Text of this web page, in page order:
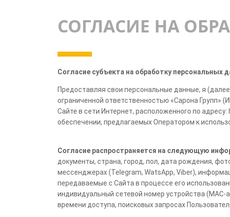
СОГЛАСИЕ НА
Согласие субъекта на обработку персональных
Предоставляя свои персональные данные, я
ограниченной ответственностью «Сарона
Сайте в сети Интернет, расположенного по
обеспечении, предлагаемых Оператором к
Согласие распространяется на следующую
документы, страна, город, пол, дата рождения,
мессенджерах (Telegram, WatsApp, Viber),
передаваемые с Сайта в процессе его
индивидуальный сетевой номер устройства (MAC-
времени доступа, поисковых запросах